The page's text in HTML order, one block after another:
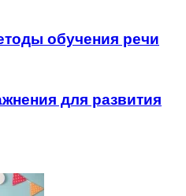
обучения речи
для развития